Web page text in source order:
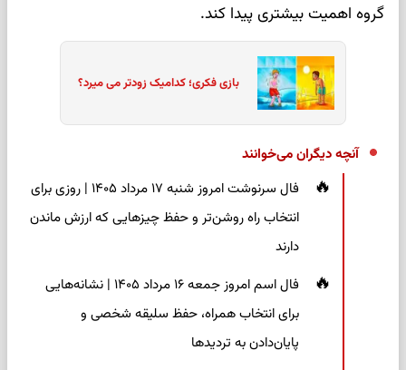
گروه اهمیت بیشتری پیدا کند.
بازی فکری؛ کدامیک زودتر می میرد؟
آنچه دیگران می‌خوانند
فال سرنوشت امروز شنبه ۱۷ مرداد ۱۴۰۵ | روزی برای
انتخاب راه روشن‌تر و حفظ چیزهایی که ارزش ماندن
دارند
فال اسم امروز جمعه ۱۶ مرداد ۱۴۰۵ | نشانه‌هایی
برای انتخاب همراه، حفظ سلیقه شخصی و
پایان‌دادن به تردیدها